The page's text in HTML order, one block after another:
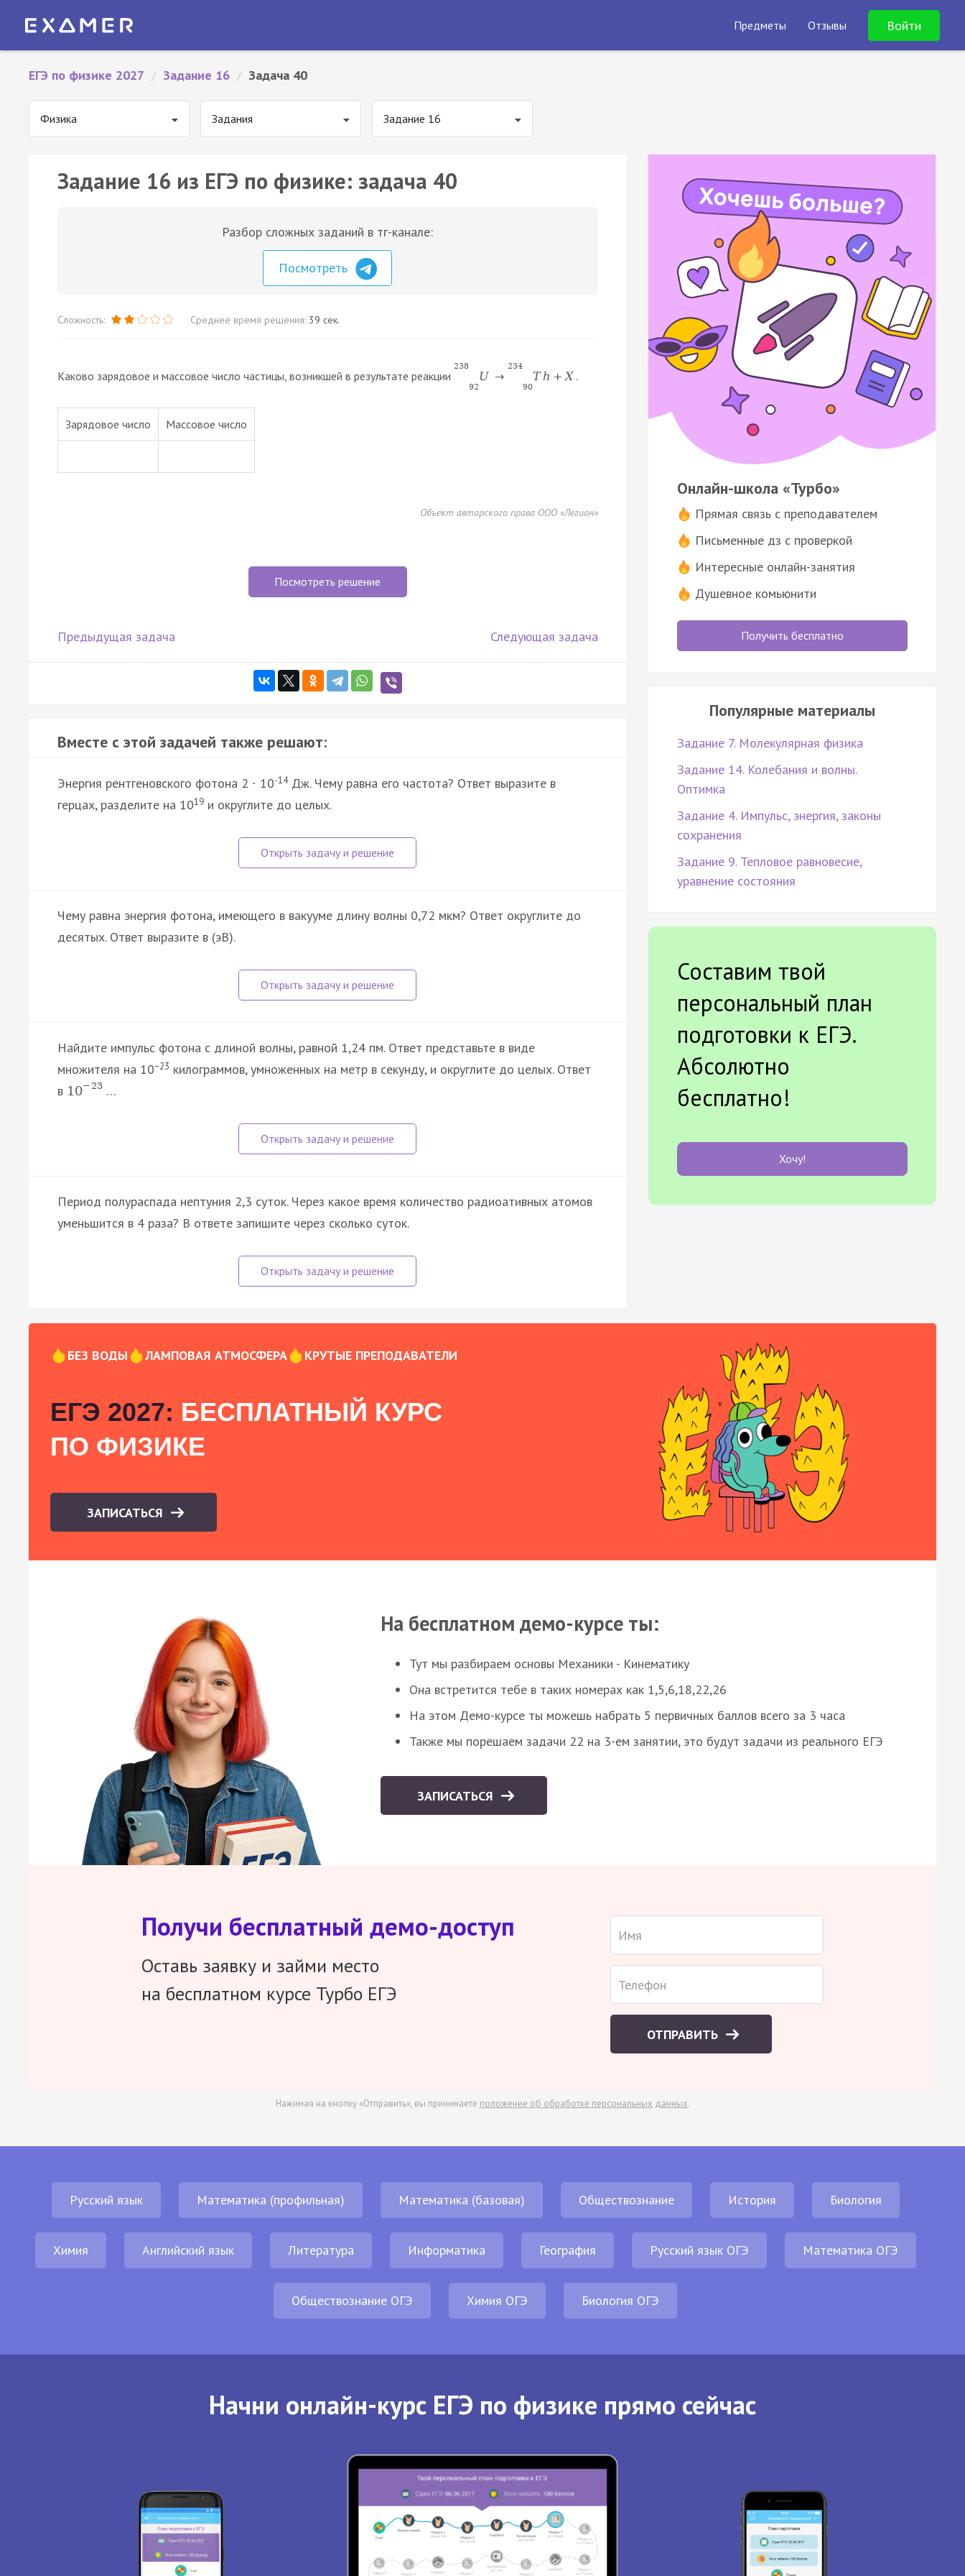
Предметы Отзывы Войти
ЕГЭ по физике 2027 / Задание 16 / Задача 40
Физика Задания Задание 16
Задание 16 из ЕГЭ по физике: задача 40
Разбор сложных заданий в тг-канале:
Посмотреть
Сложность: Среднее время решения: 39 сек.
Каково зарядовое и массовое число частицы, возникшей в результате реакции
238
92
U →
234
90
T h + X .
Зарядовое число Массовое число
Объект авторского права ООО «Легион»
Посмотреть решение
Предыдущая задача Следующая задача
Вместе с этой задачей также решают:
Энергия рентгеновского фотона 2 · 10-14Дж. Чему равна его частота? Ответ выразите в
герцах, разделите на 1019 и округлите до целых.
Чему равна энергия фотона, имеющего в вакууме длину волны 0,72 мкм? Ответ округлите до
десятых. Ответ выразите в (эВ).
Найдите импульс фотона с длиной волны, равной 1,24 пм. Ответ представьте в виде
множителя на 10−23 килограммов, умноженных на метр в секунду, и округлите до целых. Ответ
в 10− 23…
Период полураспада нептуния 2,3 суток. Через какое время количество радиоативных атомов
уменьшится в 4 раза? В ответе запишите через сколько суток.
Онлайн-школа «Турбо»
Прямая связь с преподавателем
Письменные дз с проверкой
Интересные онлайн-занятия
Душевное комьюнити
Получить бесплатно
Популярные материалы
Задание 7. Молекулярная физика
Задание 14. Колебания и волны.
Оптимка
Задание 4. Импульс, энергия, законы
сохранения
Задание 9. Тепловое равновесие,
уравнение состояния
Составим твой
персональный план
подготовки к ЕГЭ.
Абсолютно
бесплатно!
Хочу!
БЕЗ ВОДЫ ЛАМПОВАЯ АТМОСФЕРА КРУТЫЕ ПРЕПОДАВАТЕЛИ
ЕГЭ 2027: БЕСПЛАТНЫЙ КУРС
ПО ФИЗИКЕ
ЗАПИСАТЬСЯ
На бесплатном демо-курсе ты:
Тут мы разбираем основы Механики - Кинематику
Она встретится тебе в таких номерах как 1,5,6,18,22,26
На этом Демо-курсе ты можешь набрать 5 первичных баллов всего за 3 часа
Также мы порешаем задачи 22 на 3-ем занятии, это будут задачи из реального ЕГЭ
ЗАПИСАТЬСЯ
Получи бесплатный демо-доступ
Оставь заявку и займи место
на бесплатном курсе Турбо ЕГЭ
ОТПРАВИТЬ
Нажимая на кнопку «Отправить», вы принимаете положение об обработке персональных данных.
Русский язык Математика (профильная) Математика (базовая) Обществознание История Биология
Химия Английский язык Литература Информатика География Русский язык ОГЭ Математика ОГЭ
Обществознание ОГЭ Химия ОГЭ Биология ОГЭ
Начни онлайн-курс ЕГЭ по физике прямо сейчас